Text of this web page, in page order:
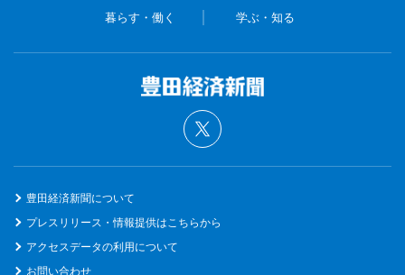
暮らす・働く 学ぶ・知る
豊田経済新聞について
プレスリリース・情報提供はこちらから
アクセスデータの利用について
お問い合わせ